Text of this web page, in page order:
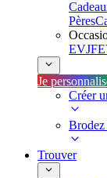
Pères
EVJF
Je
Créer
Brodez
Trouver